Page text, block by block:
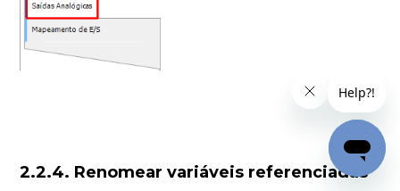
2.2.4. Renomear variáveis referenciadas